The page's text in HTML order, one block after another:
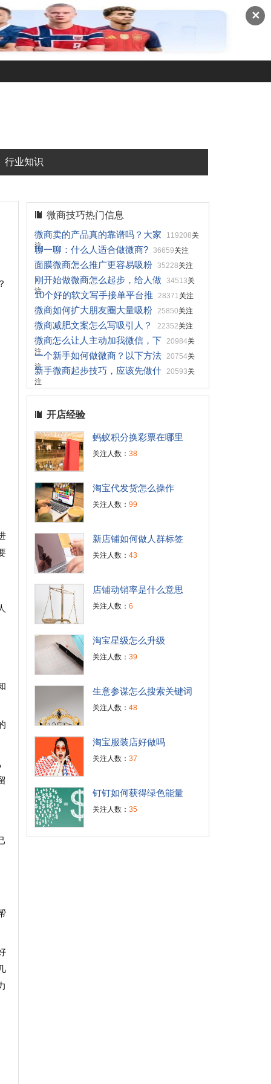
✕
行业知识
微商技巧热门信息
微商卖的产品真的靠谱吗？大家
119208关
注
聊一聊：什么人适合做微商? 36659关注
面膜微商怎么推广更容易吸粉 35228关注
刚开始做微商怎么起步，给人做 34513关
注
10个好的软文写手接单平台推 28371关注
微商如何扩大朋友圈大量吸粉 25850关注
微商减肥文案怎么写吸引人？ 22352关注
微商怎么让人主动加我微信，下 20984关
注
一个新手如何做微商？以下方法 20754关
注
新手微商起步技巧，应该先做什 20593关
注
开店经验
蚂蚁积分换彩票在哪里
关注人数： 38
淘宝代发货怎么操作
关注人数： 99
新店铺如何做人群标签
关注人数： 43
店铺动销率是什么意思
关注人数： 6
淘宝星级怎么升级
关注人数： 39
生意参谋怎么搜索关键词
关注人数： 48
淘宝服装店好做吗
关注人数： 37
钉钉如何获得绿色能量
关注人数： 35